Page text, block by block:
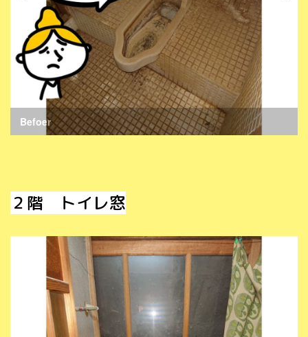
Befoer
２階 トイレ窓